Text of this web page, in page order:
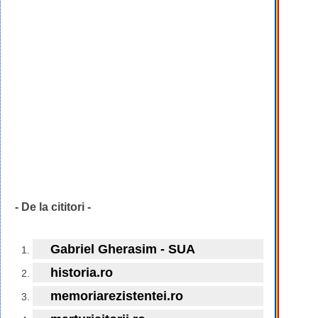
- De la cititori -
Gabriel Gherasim - SUA
historia.ro
memoriarezistentei.ro